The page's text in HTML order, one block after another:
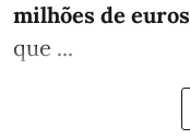
milhões de euros
que ...